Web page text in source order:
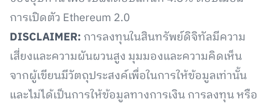
การเปิดตัว Ethereum 2.0
DISCLAIMER: การลงทุนในสินทรัพย์ดิจิทัลมีความ
เสี่ยงและความผันผวนสูง มุมมองและความคิดเห็น
จากผู้เขียนมีวัตถุประสงค์เพื่อในการให้ข้อมูลเท่านั้น
และไม่ได้เป็นการให้ข้อมูลทางการเงิน การลงทุน หรือ